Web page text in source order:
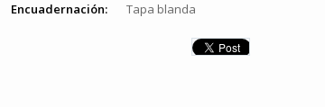
Encuadernación:
Tapa blanda